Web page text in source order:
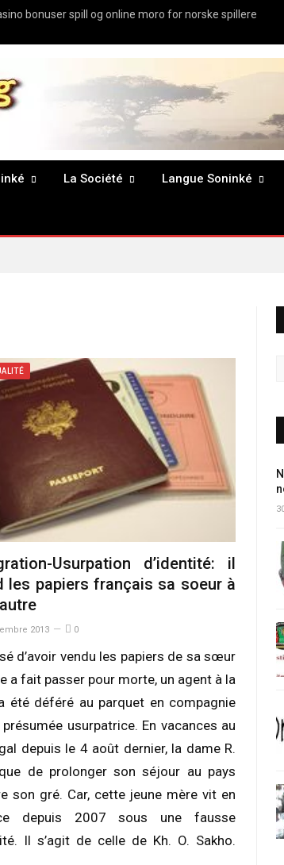
bonuser spill og online moro for norske spillere
La Société Langue Soninké
Usurpation d’identité: il
les papiers français sa soeur à
2013 0
d’avoir vendu les papiers de sa sœur
a fait passer pour morte, un agent à la
été déféré au parquet en compagnie
usurpatrice. En vacances au
depuis le 4 août dernier, la dame R.
de prolonger son séjour au pays
son gré. Car, cette jeune mère vit en
depuis 2007 sous une fausse
Il s’agit de celle de Kh. O. Sakho.